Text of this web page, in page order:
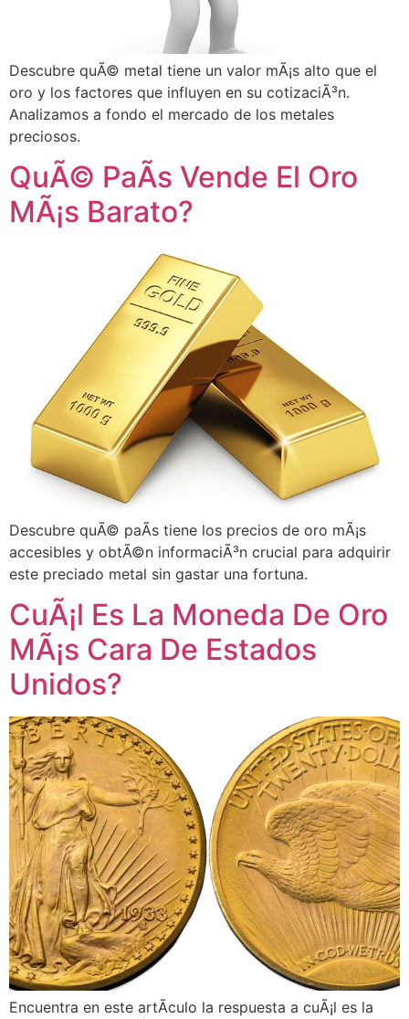
Descubre quÃ© metal tiene un valor mÃ¡s alto que el
oro y los factores que influyen en su cotizaciÃ³n.
Analizamos a fondo el mercado de los metales
preciosos.
QuÃ© PaÃ­s Vende El Oro
MÃ¡s Barato?
Descubre quÃ© paÃ­s tiene los precios de oro mÃ¡s
accesibles y obtÃ©n informaciÃ³n crucial para adquirir
este preciado metal sin gastar una fortuna.
CuÃ¡l Es La Moneda De Oro
MÃ¡s Cara De Estados
Unidos?
Encuentra en este artÃ­culo la respuesta a cuÃ¡l es la